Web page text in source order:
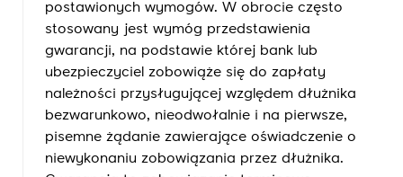
postawionych wymogów. W obrocie często
stosowany jest wymóg przedstawienia
gwarancji, na podstawie której bank lub
ubezpieczyciel zobowiąże się do zapłaty
należności przysługującej względem dłużnika
bezwarunkowo, nieodwołalnie i na pierwsze,
pisemne żądanie zawierające oświadczenie o
niewykonaniu zobowiązania przez dłużnika.